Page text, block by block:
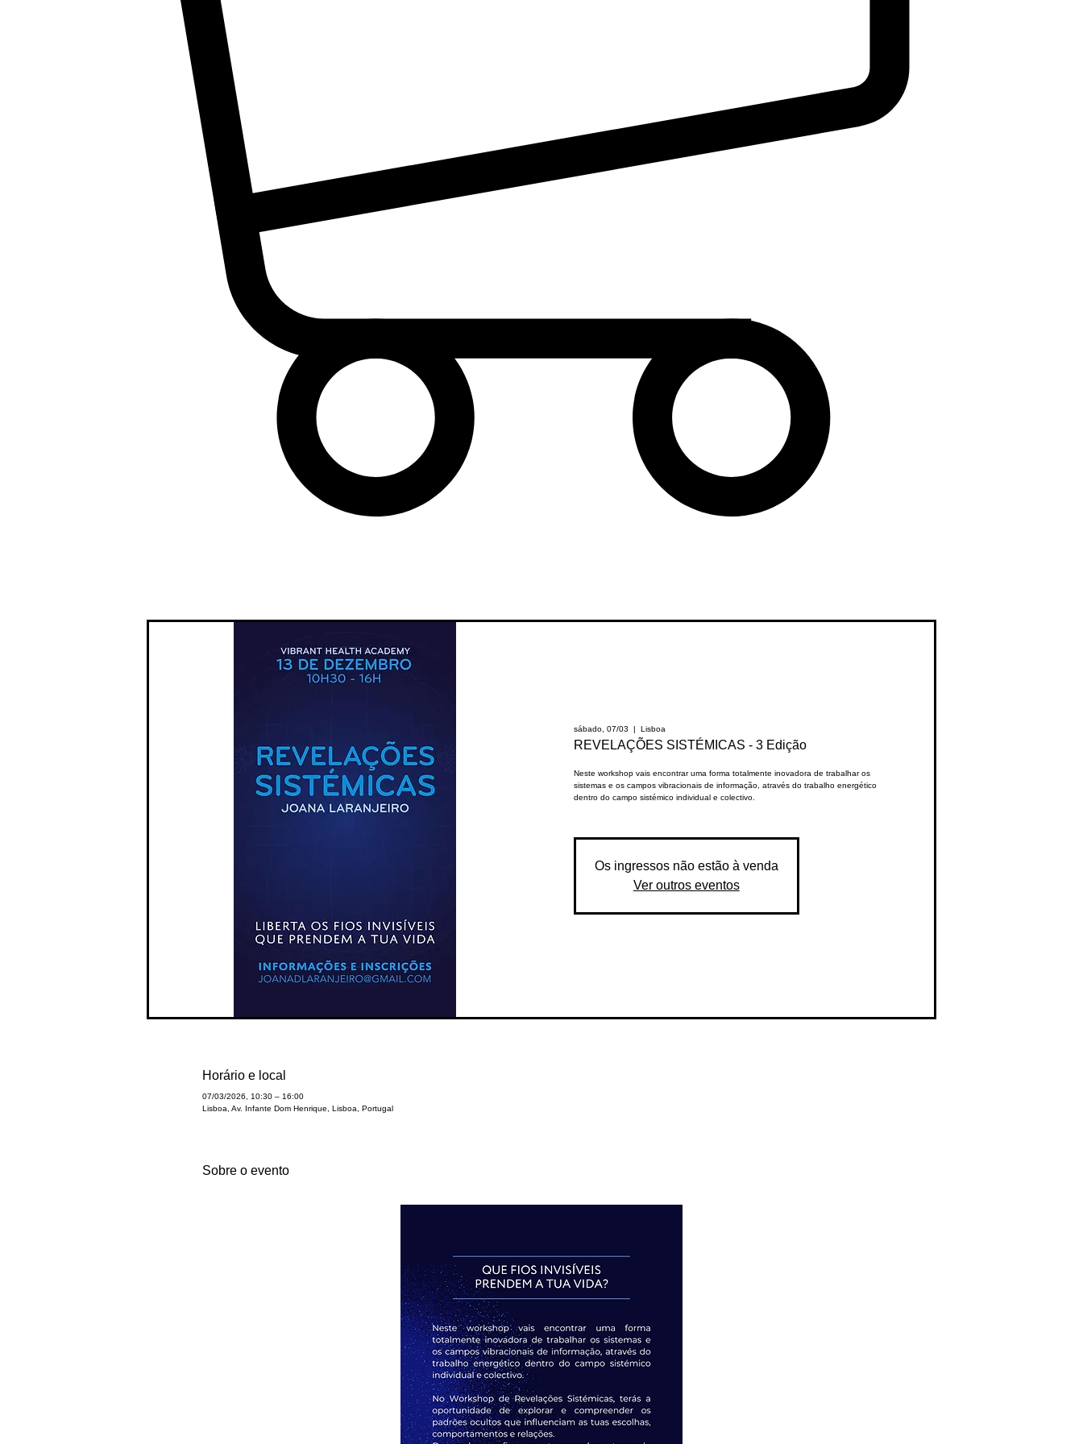
sábado, 07/03
  |
Lisboa
REVELAÇÕES SISTÉMICAS - 3 Edição
Neste workshop vais encontrar uma forma totalmente inovadora de trabalhar os
sistemas e os campos vibracionais de informação, através do trabalho energético
dentro do campo sistémico individual e colectivo.
Os ingressos não estão à venda
Ver outros eventos
Horário e local
07/03/2026, 10:30 – 16:00
Lisboa, Av. Infante Dom Henrique, Lisboa, Portugal
Sobre o evento